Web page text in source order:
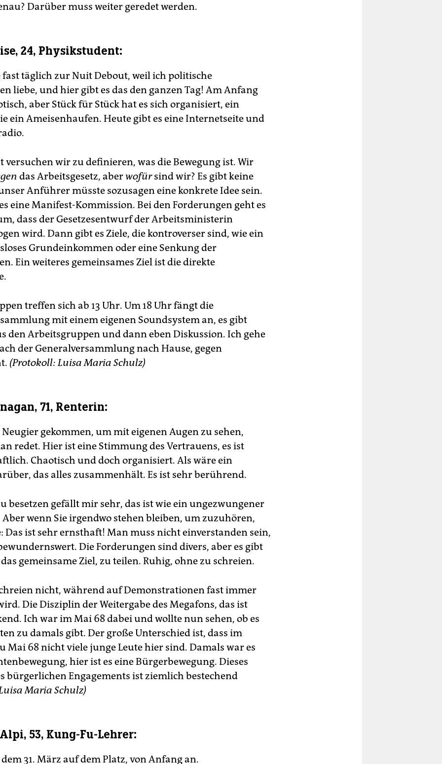
Darüber muss weiter geredet werden.
24, Physikstudent:
fast täglich zur Nuit Debout, weil ich politische
liebe, und hier gibt es das den ganzen Tag! Am Anfang
aber Stück für Stück hat es sich organisiert, ein
ein Ameisenhaufen. Heute gibt es eine Internetseite und
versuchen wir zu definieren, was die Bewegung ist. Wir
das Arbeitsgesetz, aberwofürsind wir? Es gibt keine
Anführer müsste sozusagen eine konkrete Idee sein.
eine Manifest-Kommission. Bei den Forderungen geht es
dass der Gesetzesentwurf der Arbeitsministerin
wird. Dann gibt es Ziele, die kontroverser sind, wie ein
Grundeinkommen oder eine Senkung der
Ein weiteres gemeinsames Ziel ist die direkte
treffen sich ab 13 Uhr. Um 18 Uhr fängt die
mit einem eigenen Soundsystem an, es gibt
den Arbeitsgruppen und dann eben Diskussion. Ich gehe
der Generalversammlung nach Hause, gegen
(Protokoll: Luisa Maria Schulz)
71, Renterin:
gekommen, um mit eigenen Augen zu sehen,
redet. Hier ist eine Stimmung des Vertrauens, es ist
Chaotisch und doch organisiert. Als wäre ein
das alles zusammenhält. Es ist sehr berührend.
besetzen gefällt mir sehr, das ist wie ein ungezwungener
wenn Sie irgendwo stehen bleiben, um zuzuhören,
Das ist sehr ernsthaft! Man muss nicht einverstanden sein,
Die Forderungen sind divers, aber es gibt
gemeinsame Ziel, zu teilen. Ruhig, ohne zu schreien.
nicht, während auf Demonstrationen fast immer
Die Disziplin der Weitergabe des Megafons, das ist
Ich war im Mai 68 dabei und wollte nun sehen, ob es
zu damals gibt. Der große Unterschied ist, dass im
Mai 68 nicht viele junge Leute hier sind. Damals war es
hier ist es eine Bürgerbewegung. Dieses
bürgerlichen Engagements ist ziemlich bestechend
Maria Schulz)
53, Kung-Fu-Lehrer:
31. März auf dem Platz, von Anfang an.